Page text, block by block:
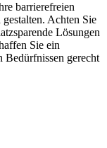
barrierefreien
Achten Sie
Lösungen
Sie ein
Bedürfnissen gerecht